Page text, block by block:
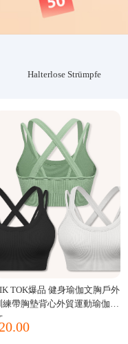
Halterlose Strümpfe
TOK爆品 健身瑜伽文胸戶外
練帶胸墊背心外貿運動瑜伽服
20.00